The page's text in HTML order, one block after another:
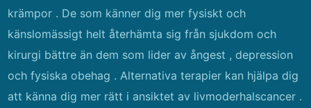
krämpor . De som känner dig mer fysiskt och
känslomässigt helt återhämta sig från sjukdom och
kirurgi bättre än dem som lider av ångest , depression
och fysiska obehag . Alternativa terapier kan hjälpa dig
att känna dig mer rätt i ansiktet av livmoderhalscancer .